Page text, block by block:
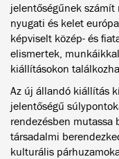
jelentőségűnek számít
nyugati és kelet
képviselt közép- és
elismertek,
kiállításokon
Az új állandó kiállítás
jelentőségű
rendezésben mutassa
társadalmi
kulturális